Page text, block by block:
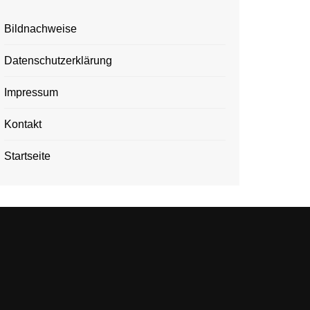
Bildnachweise
Datenschutzerklärung
Impressum
Kontakt
Startseite